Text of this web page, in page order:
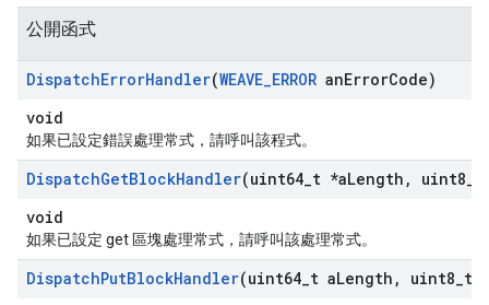
公開函式
DispatchErrorHandler(WEAVE_ERROR anErrorCode)
void
如果已設定錯誤處理常式，請呼叫該程式。
DispatchGetBlockHandler(uint64 t *aLength , uint8
void
如果已設定 get 區塊處理常式，請呼叫該處理常式。
DispatchPutBlockHandler(uint64 t aLength , uint8 t